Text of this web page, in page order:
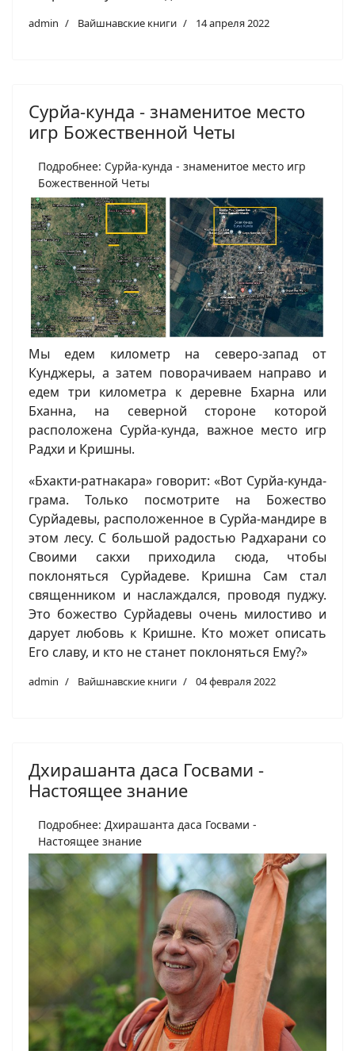
admin Вайшнавские книги 14 апреля 2022
Сурйа-кунда - знаменитое место
игр Божественной Четы
Подробнее: Сурйа-кунда - знаменитое место игр
Божественной Четы
Мы едем километр на северо-запад от
Кунджеры, а затем поворачиваем направо и
едем три километра к деревне Бхарна или
Бханна, на северной стороне которой
расположена Сурйа-кунда, важное место игр
Радхи и Кришны.
«Бхакти-ратнакара» говорит: «Вот Сурйа-кунда-
грама. Только посмотрите на Божество
Сурйадевы, расположенное в Сурйа-мандире в
этом лесу. С большой радостью Радхарани со
Своими сакхи приходила сюда, чтобы
поклоняться Сурйадеве. Кришна Сам стал
священником и наслаждался, проводя пуджу.
Это божество Сурйадевы очень милостиво и
дарует любовь к Кришне. Кто может описать
Его славу, и кто не станет поклоняться Ему?»
admin Вайшнавские книги 04 февраля 2022
Дхирашанта даса Госвами -
Настоящее знание
Подробнее: Дхирашанта даса Госвами -
Настоящее знание